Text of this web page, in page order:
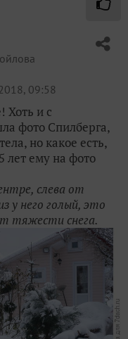
09:58
Хоть и с
фото Спилберга,
но какое есть,
лет ему на фото
слева от
у него голый, это
тяжести снега.